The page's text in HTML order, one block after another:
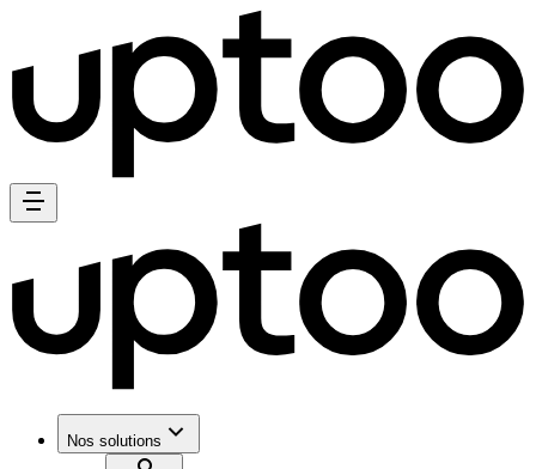
Nos solutions